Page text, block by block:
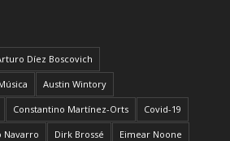
Díez Boscovich
Austin Wintory
Constantino Martínez-Orts Covid-19
Navarro Dirk Brossé Eimear Noone